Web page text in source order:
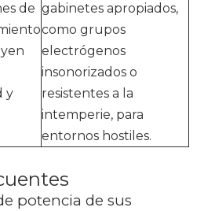
de
y
gabinetes apropiados,
como grupos
electrógenos
insonorizados o
resistentes a la
intemperie, para
entornos hostiles.
potencia de sus